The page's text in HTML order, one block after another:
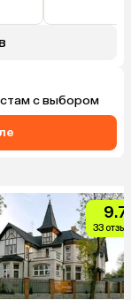
с выбором
9.7
33